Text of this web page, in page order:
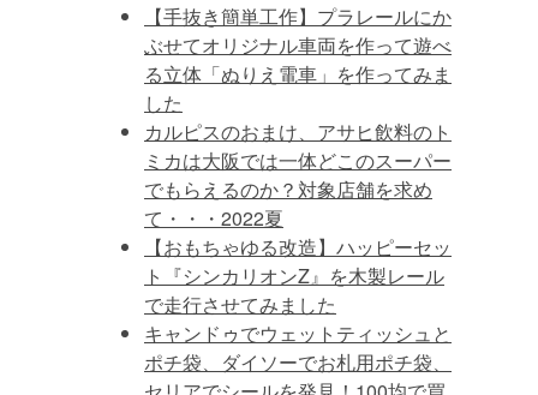
【手抜き簡単工作】プラレールにか
ぶせてオリジナル車両を作って遊べ
る立体「ぬりえ電車」を作ってみま
した
カルピスのおまけ、アサヒ飲料のト
ミカは大阪では一体どこのスーパー
でもらえるのか？対象店舗を求め
て・・・2022夏
【おもちゃゆる改造】ハッピーセッ
ト『シンカリオンZ』を木製レール
で走行させてみました
キャンドゥでウェットティッシュと
ポチ袋、ダイソーでお札用ポチ袋、